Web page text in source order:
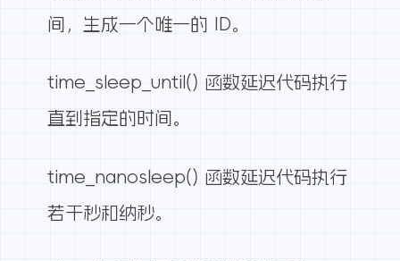
间，生成一个唯一的 ID。
time_sleep_until() 函数延迟代码执行
直到指定的时间。
time_nanosleep() 函数延迟代码执行
若干秒和纳秒。